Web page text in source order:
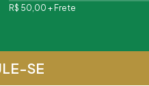
R$ 50,00 + Frete
SE